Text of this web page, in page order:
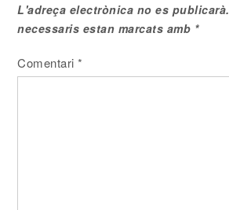
L'adreça electrònica no es publicarà.
necessaris estan marcats amb *
Comentari*